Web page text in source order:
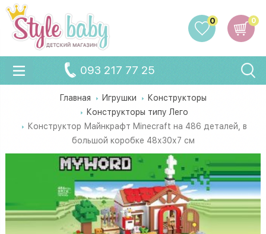
0
0
093 217 77 25
Главная Игрушки
Конструкторы
Конструкторы типу Лего
Конструктор Майнкрафт Minecraft на 486 деталей, в
большой коробке 48х30х7 см